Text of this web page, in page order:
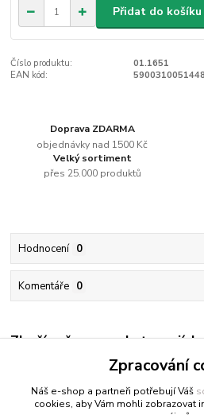
Přidat do košíku
Číslo produktu:
01.1651
EAN kód:
5900310051448
Doprava ZDARMA
objednávky nad 1500 Kč
Velký sortiment
přes 25.000 produktů
Hodnocení 0
Komentáře 0
Zboží zařazeno v kategoriích
Vodou ředitelné barvyZpracování
Náš e-shop a partneři potřebují Váš
cookies, aby Vám mohli zobrazovat